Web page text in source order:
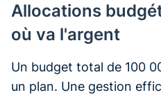
Allocations
où va l'argent
Un budget total de 100
un plan. Une gestion